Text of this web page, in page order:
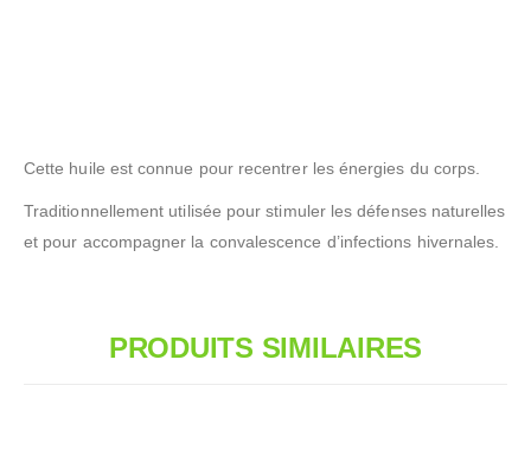
Cette huile est connue pour recentrer les énergies du corps.
Traditionnellement utilisée pour stimuler les défenses naturelles
et pour accompagner la convalescence d’infections hivernales.
PRODUITS SIMILAIRES